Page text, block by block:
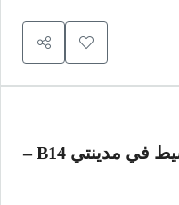
✨ شقة 115 متر للبيع بالتقسيط في مدينتي B14 –